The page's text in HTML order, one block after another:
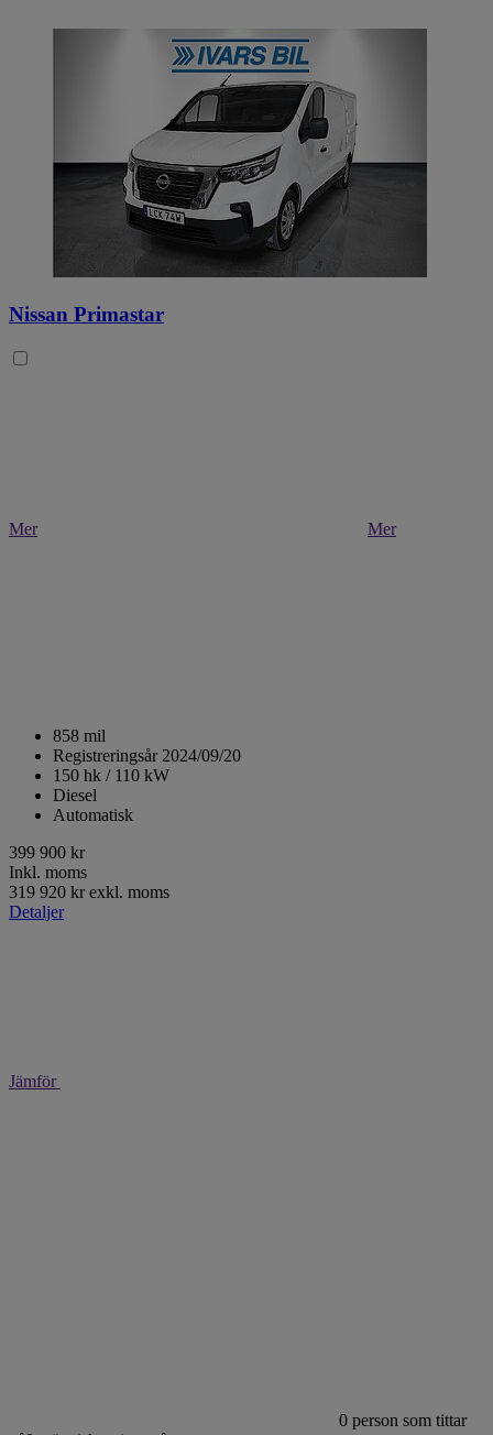
Nissan Primastar
Mer Mer
858 mil
Registreringsår 2024/09/20
150 hk / 110 kW
Diesel
Automatisk
399 900 kr
Inkl. moms
319 920 kr exkl. moms
Detaljer
Jämför
0 person som tittar